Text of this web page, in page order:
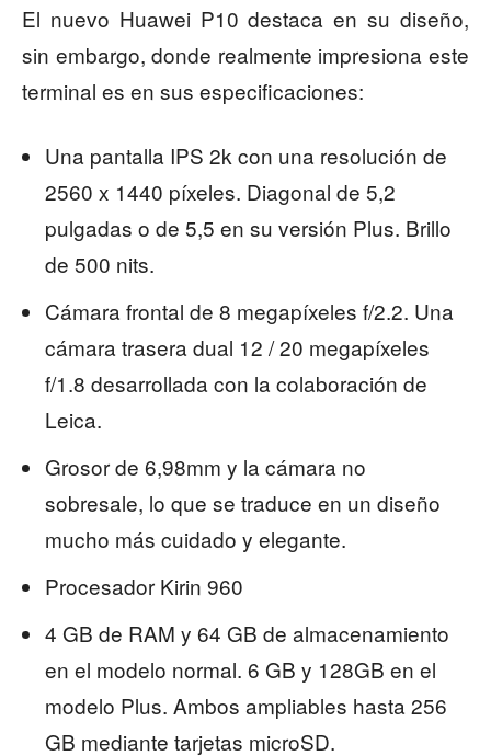
El nuevo Huawei P10 destaca en su diseño,
sin embargo, donde realmente impresiona este
terminal es en sus especificaciones:
Una pantalla IPS 2k con una resolución de
2560 x 1440 píxeles. Diagonal de 5,2
pulgadas o de 5,5 en su versión Plus. Brillo
de 500 nits.
Cámara frontal de 8 megapíxeles f/2.2. Una
cámara trasera dual 12 / 20 megapíxeles
f/1.8 desarrollada con la colaboración de
Leica.
Grosor de 6,98mm y la cámara no
sobresale, lo que se traduce en un diseño
mucho más cuidado y elegante.
Procesador Kirin 960
4 GB de RAM y 64 GB de almacenamiento
en el modelo normal. 6 GB y 128GB en el
modelo Plus. Ambos ampliables hasta 256
GB mediante tarjetas microSD.